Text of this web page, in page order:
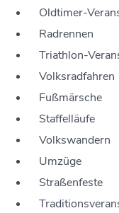
Oldtimer-
Radrennen
Triathlon-V
Volksradfahren
Fußmärsche
Staffelläufe
Volkswandern
Umzüge
Straßenfeste